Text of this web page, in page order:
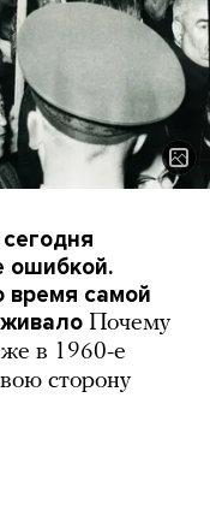
ошибкой.
время самой
Почему
в 1960-е
сторону